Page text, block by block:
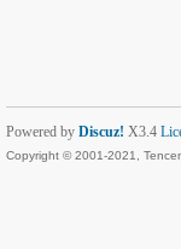
Powered by Discuz! X3.4
Copyright © 2001-2021,